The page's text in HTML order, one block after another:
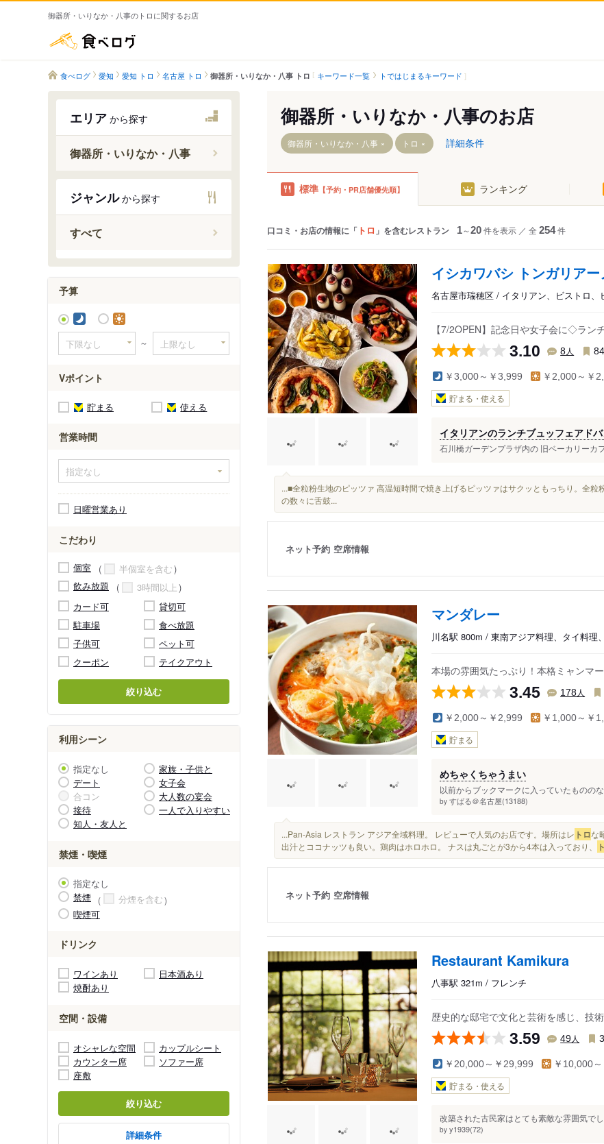
御器所・いりなか・八事のトロに関するお店
食べログ 愛知 愛知 トロ 名古屋 トロ 御器所・いりなか・八事 トロ キーワード一覧 トではじまるキーワード
エリア から探す
御器所・いりなか・八事
いりなか駅
八事駅
桜山駅
ジャンルから探す
すべて
予算
～
Vポイント
貯まる 使える
営業時間
日曜営業あり
こだわり
個室
半個室を含む
飲み放題
3時間以上
カード可
貸切可
駐車場
食べ放題
子供可
ペット可
クーポン
テイクアウト
絞り込む
利用シーン
指定なし
家族・子供と
デート
女子会
合コン
大人数の宴会
接待
一人で入りやすい
知人・友人と
禁煙・喫煙
指定なし
禁煙
分煙を含む
喫煙可
ドリンク
ワインあり
日本酒あり
焼酎あり
空間・設備
オシャレな空間
カップルシート
カウンター席
ソファー席
座敷
絞り込む
詳細条件
御器所・いりなか・八事のお店
御器所・いりなか・八事 トロ 詳細条件
標準 【予約・PR店舗優先順】 ランキング
口コミ・お店の情報に「 トロ 」を含むレストラン 1～20件を表示 ／ 全 254件
イシカワバシ トンガリアー
名古屋市瑞穂区 / イタリアン、ビストロ、
【7/2OPEN】記念日や女子会に◇ラン
3.10 8人
￥3,000～￥3,999 ￥2,000～￥
貯まる・使える
イタリアンのランチブュッフェアド
石川橋ガーデンプラザ内の 旧ベーカリーカ
...■全粒粉生地のピッツァ 高温短時間で焼き上げるピッツァはサクッともっちり。全
の数々に舌鼓...
ネット予約 空席情報
マンダレー
川名駅 800m / 東南アジア料理、タイ料理
本場の雰囲気たっぷり！本格ミャンマ
3.45 178人
￥2,000～￥2,999 ￥1,000～￥
貯まる
めちゃくちゃうまい
以前からブックマークに入っていたものの
by すばる＠名古屋(13188)
...Pan-Asia レストラン アジア全域料理。 レビューで人気のお店です。場所はレ トロな
出汁とココナッツも良い。鶏肉はホロホロ。 ナスは丸ごとが3から4本は入っており、
ネット予約 空席情報
Restaurant Kamikura
八事駅 321m / フレンチ
歴史的な邸宅で文化と芸術を感じ、技
3.59 49人
￥20,000～￥29,999 ￥10,000
貯まる・使える
改築された古民家はとても素敵な雰囲気で
by y1939(72)